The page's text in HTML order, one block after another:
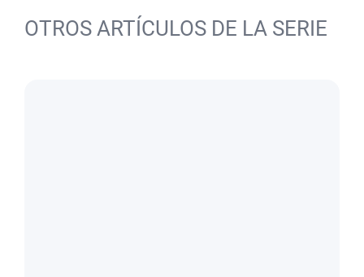
OTROS ARTÍCULOS DE LA SERIE